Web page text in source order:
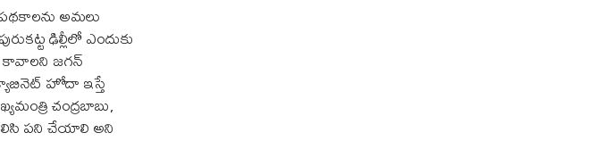
పథకాలను అమలు
ఢిల్లీలో ఎందుకు
కావాలని జగన్
క్యాబినెట్ హోదా ఇస్తే
చంద్రబాబు,
కలిసి పని చేయాలి అని